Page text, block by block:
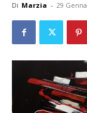
Di Marzia - 29